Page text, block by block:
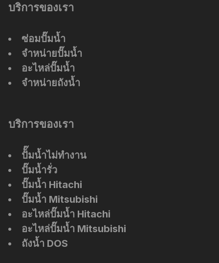
บริการของเรา
ซ่อมปั๊มน้ำ
จำหน่ายปั๊มน้ำ
อะไหล่ปั๊มน้ำ
จำหน่ายถังน้ำ
บริการของเรา
ปัั๊มน้ำไม่ทำงาน
ปั๊มน้ำรั่ว
ปั๊มน้ำ Hitachi
ปั๊มน้ำ Mitsubishi
อะไหล่ปั๊มน้ำ Hitachi
อะไหล่ปั๊มน้ำ Mitsubishi
ถังน้ำ DOS